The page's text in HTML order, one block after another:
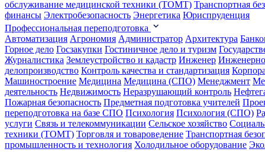
обслуживание медицинской техники (ТОМТ) Транспортная
финансы Электробезопасность Энергетика Юриспруденция
Профессиональная переподготовка
Автоматизация Агрономия Администратор Архитектура
Горное дело Госзакупки Гостиничное дело и туризм
Журналистика Землеустройство и кадастр Инженер
делопроизводство Контроль качества и стандартизация
Машиностроение Медицина Медицина (СПО) Менеджмент
деятельность Недвижимость Неразрушающий контроль
Пожарная безопасность Предметная подготовка учителей
переподготовка на базе СПО Психология Психология (СПО)
услуги Связь и телекоммуникации Сельское хозяйство
техники (ТОМТ) Торговля и товароведение Транспортная
промышленность и технология Холодильное оборудование